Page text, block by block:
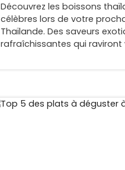
Découvrez les boissons
célèbres lors de votre
Thaïlande. Des saveurs
rafraîchissantes qui raviront